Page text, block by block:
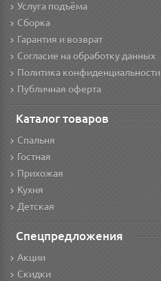
Услуга подъёма
Сборка
Гарантия и возврат
Согласие на обработку данных
Политика конфиденциальности
Публичная оферта
Каталог товаров
Спальня
Гостная
Прихожая
Кухня
Детская
Спецпредложения
Акции
Скидки